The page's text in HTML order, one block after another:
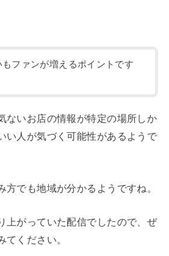
もファンが増えるポイントです
ないお店の情報が特定の場所しか
い人が気づく可能性があるようで
方でも地域が分かるようですね。
上がっていた配信でしたので、ぜ
てください。